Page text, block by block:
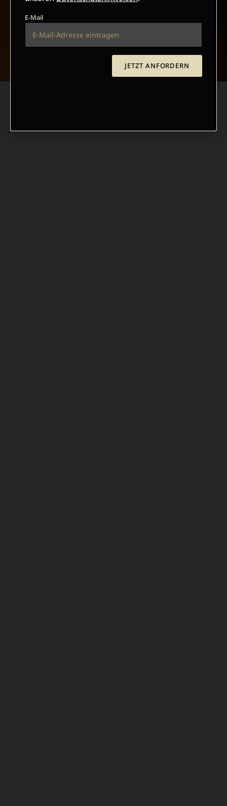
NACH OBEN
E-Mail
JETZT ANFORDERN